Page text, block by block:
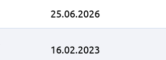
25.06.2026
16.02.2023